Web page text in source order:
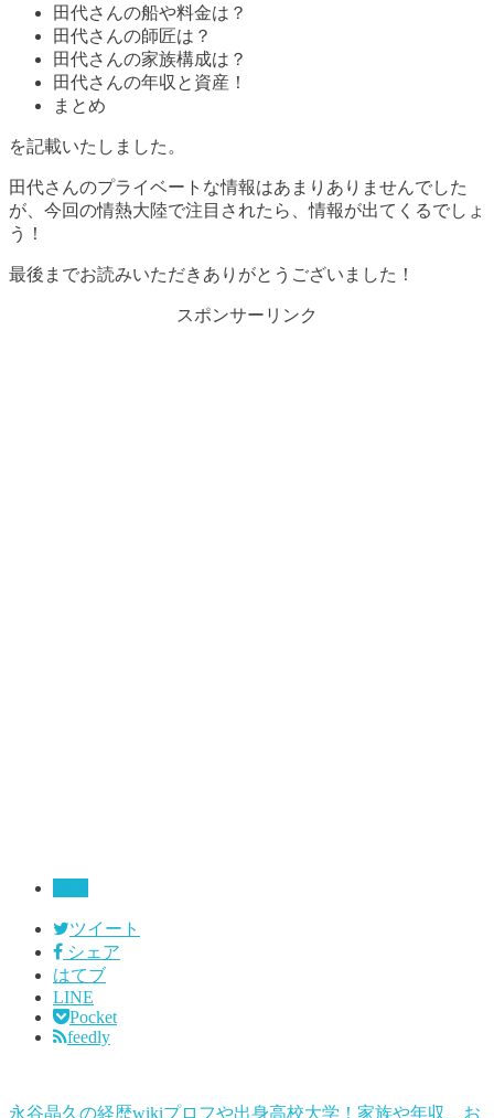
田代さんの船や料金は？
田代さんの師匠は？
田代さんの家族構成は？
田代さんの年収と資産！
まとめ
を記載いたしました。
田代さんのプライベートな情報はあまりありませんでした
が、今回の情熱大陸で注目されたら、情報が出てくるでしょ
う！
最後までお読みいただきありがとうございました！
スポンサーリンク
ツイート
シェア
はてブ
LINE
Pocket
feedly
永谷晶久の経歴wikiプロフや出身高校大学！家族や年収、お